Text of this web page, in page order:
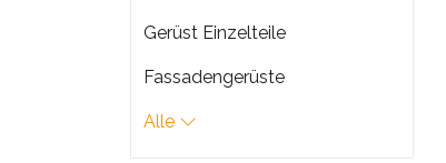
Gerüst Einzelteile
Fassadengerüste
Alle